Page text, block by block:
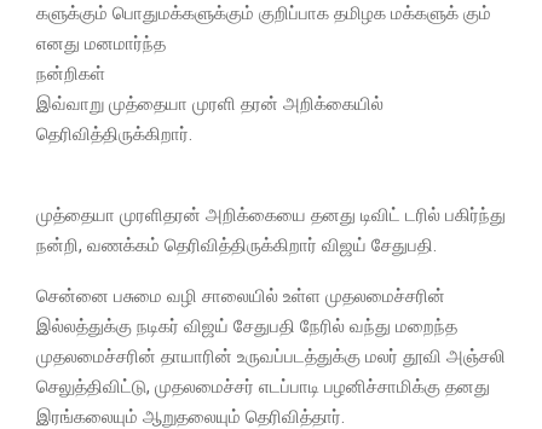
களுக்கும்‌ பொதுமக்களுக்கும்‌ குறிப்பாக தமிழக மக்களுக் கும்‌
எனது மனமார்ந்த
நன்றிகள்
இவ்வாறு முத்தையா முரளி தரன் அறிக்கையில்
தெரிவித்திருக்கிறார்.
முத்தையா முரளிதரன் அறிக்கையை தனது டிவிட் டரில் பகிர்ந்து
நன்றி, வணக்கம் தெரிவித்திருக்கிறார் விஜய் சேதுபதி.
சென்னை பசுமை வழி சாலையில் உள்ள முதலமைச்சரின்
இல்லத்துக்கு நடிகர் விஜய் சேதுபதி நேரில் வந்து மறைந்த
முதலமைச்சரின் தாயாரின் உருவப்படத்துக்கு மலர் தூவி அஞ்சலி
செலுத்திவிட்டு, முதலமைச்சர் எடப்பாடி பழனிச்சாமிக்கு தனது
இரங்கலையும் ஆறுதலையும் தெரிவித்தார்.